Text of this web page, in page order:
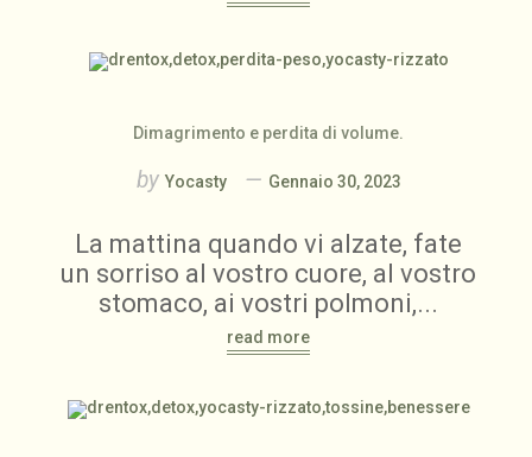
Dimagrimento e perdita di volume.
by Yocasty Gennaio 30, 2023
La mattina quando vi alzate, fate
un sorriso al vostro cuore, al vostro
stomaco, ai vostri polmoni,...
read more